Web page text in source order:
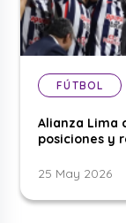
FÚTBOL
Alianza Lima
posiciones y
25 May 2026